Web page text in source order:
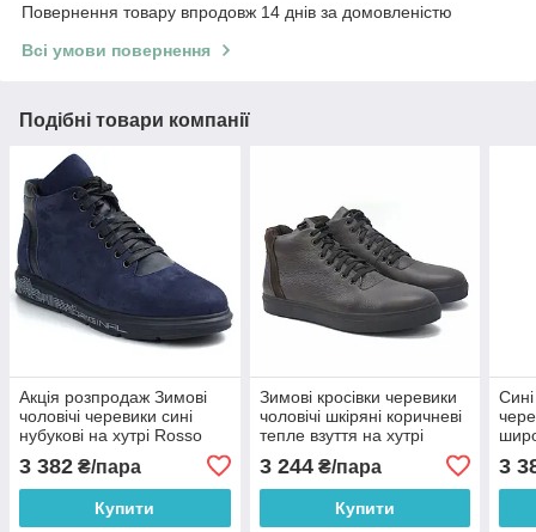
Повернення товару впродовж 14 днів за домовленістю
Всі умови повернення
Подібні товари компанії
Акція розпродаж Зимові
чоловічі черевики сині
нубукові на хутрі Rosso
Nub 04-227
3 382 ₴/пара
Купити
Зимові кросівки черевики
чоловічі шкіряні коричневі
тепле взуття на хутрі
Rosso Avangard North Lion
Brown Floto
3 244₴/пара
Купити
Сині
3